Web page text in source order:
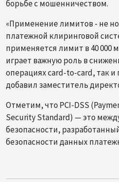
борьбе с мошенничеством.
«Применение лимитов - не
платежной клиринговой
применяется лимит в 40 000
играет важную роль в
операциях card-to-card, так и
добавил заместитель
Отметим, что PCI-DSS
Security Standard) — это
безопасности,
безопасности данных